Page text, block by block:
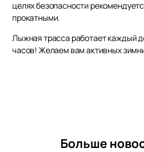
целях безопасности
прокатными.
Лыжная трасса работает каждый
часов! Желаем вам активных
Больше